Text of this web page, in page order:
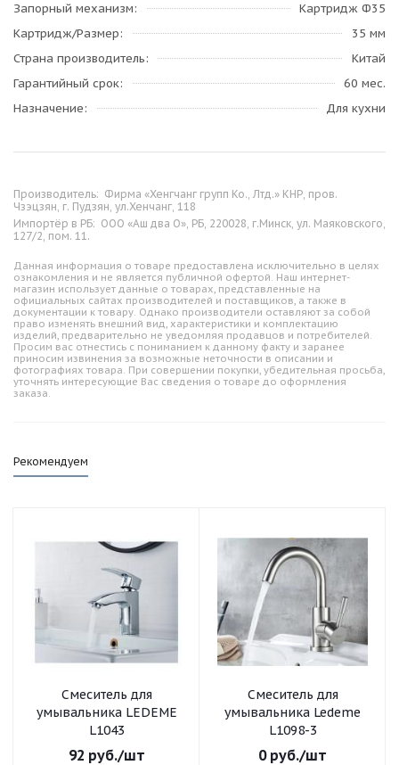
Запорный механизм
Картридж Ф35
Картридж/Размер
35 мм
Страна производитель
Китай
Гарантийный срок
60 мес.
Назначение
Для кухни
Производитель: Фирма «Хенгчанг групп Ко., Лтд.» КНР, пров.
Чзэцзян, г. Пудзян, ул.Хенчанг, 118
Импортёр в РБ: ООО «Аш два О», РБ, 220028, г.Минск, ул. Маяковского,
127/2, пом. 11.
Данная информация о товаре предоставлена исключительно в целях
ознакомления и не является публичной офертой. Наш интернет-
магазин использует данные о товарах, представленные на
официальных сайтах производителей и поставщиков, а также в
документации к товару. Однако производители оставляют за собой
право изменять внешний вид, характеристики и комплектацию
изделий, предварительно не уведомляя продавцов и потребителей.
Просим вас отнестись с пониманием к данному факту и заранее
приносим извинения за возможные неточности в описании и
фотографиях товара. При совершении покупки, убедительная просьба,
уточнять интересующие Вас сведения о товаре до оформления
заказа.
Рекомендуем
Смеситель для
умывальника LEDEME
L1043
92 руб./шт
Смеситель для
умывальника Ledeme
L1098-3
0руб./шт